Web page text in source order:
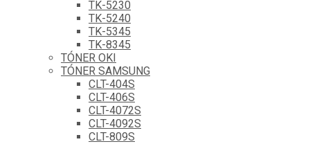
TK-5230
TK-5240
TK-5345
TK-8345
TÓNER OKI
TÓNER SAMSUNG
CLT-404S
CLT-406S
CLT-4072S
CLT-4092S
CLT-809S